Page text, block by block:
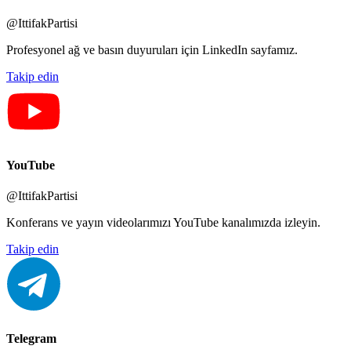
@IttifakPartisi
Profesyonel ağ ve basın duyuruları için LinkedIn sayfamız.
Takip edin
YouTube
@IttifakPartisi
Konferans ve yayın videolarımızı YouTube kanalımızda izleyin.
Takip edin
Telegram